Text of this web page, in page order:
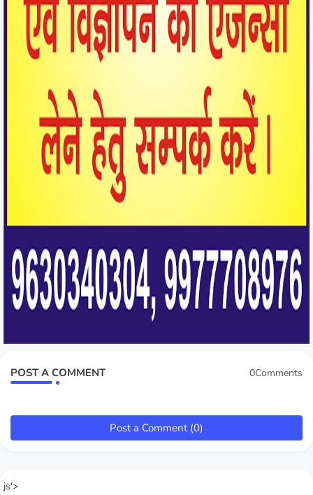
POST A COMMENT 0Comments
Post a Comment (0)
js'>